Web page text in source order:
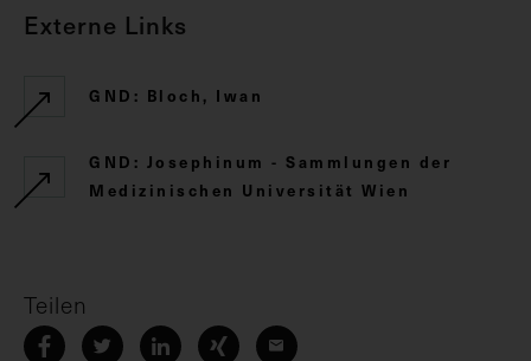
Externe Links
GND: Bloch, Iwan
GND: Josephinum - Sammlungen der
Medizinischen Universität Wien
Teilen